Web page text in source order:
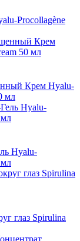
Procollagène
Крем Hyalu-
мл
Hyalu-
мл
глаз Spirulina